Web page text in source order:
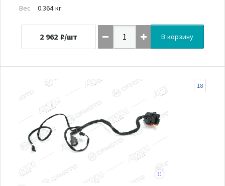
Вес
0.364 кг
2 962 ₽/шт В корзину
18